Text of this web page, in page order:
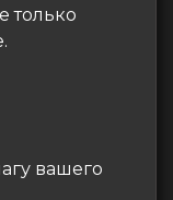
только
вашего